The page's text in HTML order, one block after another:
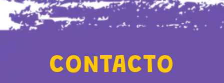
CONTACTO